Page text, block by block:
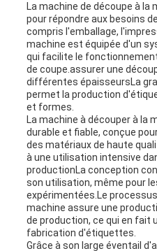
La machine de découpe à
pour répondre aux besoins
compris l'emballage,
machine est équipée d'un
qui facilite le
de coupe.assurer une
différentes épaisseursLa
permet la production
et formes.
La machine à découper à la
durable et fiable, conçue
des matériaux de haute
à une utilisation intensive
productionLa conception
son utilisation, même pour
expérimentées.Le
machine assure une
de production, ce qui en fait
fabrication d'étiquettes.
Grâce à son large éventail